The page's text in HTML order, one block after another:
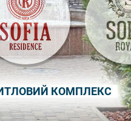
КОМПЛЕКС